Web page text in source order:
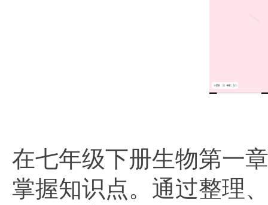
在七年级下册生物第一
掌握知识点。通过整理